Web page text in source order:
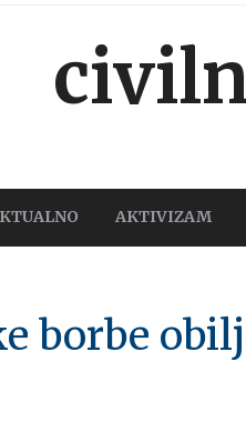
AKTIVIZAM
borbe